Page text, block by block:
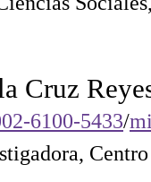
Cruz
6100-5433/